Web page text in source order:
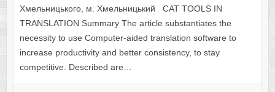
Хмельницького, м. Хмельницький CAT TOOLS IN
TRANSLATION Summary The article substantiates the
necessity to use Computer-aided translation software to
increase productivity and better consistency, to stay
competitive. Described are…